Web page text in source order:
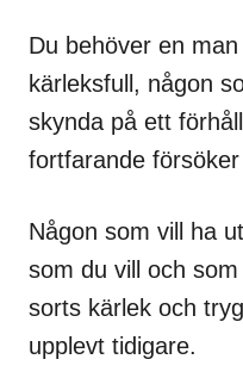
Du behöver en
kärleksfull, någon
skynda på ett
fortfarande
Någon som vill ha
som du vill och
sorts kärlek och
upplevt tidigare.